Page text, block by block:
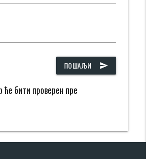
ПОШАЉИ send
бити проверен пре